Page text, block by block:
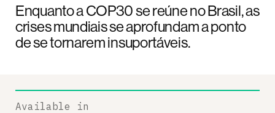
Enquanto a COP30 se reúne no Brasil, as
crises mundiais se aprofundam a ponto
de se tornarem insuportáveis.
Available in